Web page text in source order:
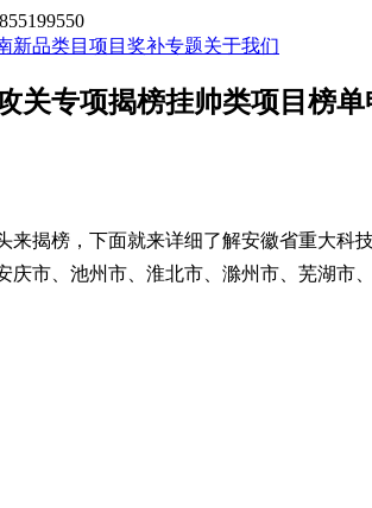
新品类目 项目奖补专题关于我们
关专项揭榜挂帅类项目榜
来揭榜，下面就来详细了解安徽省重大科
市、池州市、淮北市、滁州市、芜湖市